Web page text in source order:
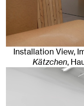
Installation View,
Kätzchen,